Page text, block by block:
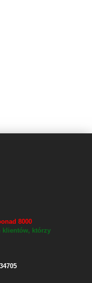
8000
klientów, którzy